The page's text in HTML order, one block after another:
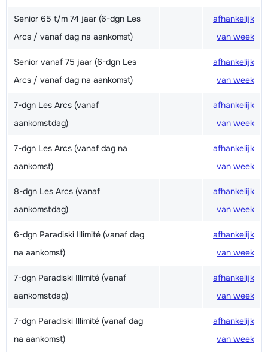
Senior 65 t/m 74 jaar (6-dgn Les
Arcs / vanaf dag na aankomst)
afhankelijk
van week
Senior vanaf 75 jaar (6-dgn Les
Arcs / vanaf dag na aankomst)
afhankelijk
van week
7-dgn Les Arcs (vanaf
aankomstdag)
afhankelijk
van week
7-dgn Les Arcs (vanaf dag na
aankomst)
afhankelijk
van week
8-dgn Les Arcs (vanaf
aankomstdag)
afhankelijk
van week
6-dgn Paradiski Illimité (vanaf dag
na aankomst)
afhankelijk
van week
7-dgn Paradiski Illimité (vanaf
aankomstdag)
afhankelijk
van week
7-dgn Paradiski Illimité (vanaf dag
na aankomst)
afhankelijk
van week